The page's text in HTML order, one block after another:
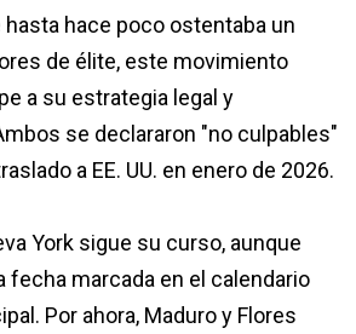
hasta hace poco ostentaba un
de élite, este movimiento
a su estrategia legal y
se declararon "no culpables"
a EE. UU. en enero de 2026.
York sigue su curso, aunque
fecha marcada en el calendario
Por ahora, Maduro y Flores